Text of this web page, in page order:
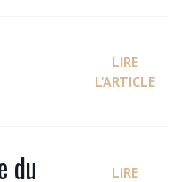
LIRE
L'ARTICLE
du
LIRE